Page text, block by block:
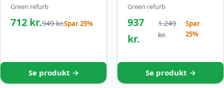
Green refurb
712 kr.949 kr.Spar 25%
Se produkt →
Green refurb
937
kr.
1.249
kr.
Spar
25%
Se produkt →